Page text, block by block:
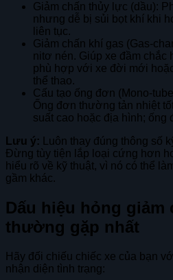
Giảm chấn thủy lực (dầu):
nhưng dễ bị sủi bọt khí khi
liên tục.
Giảm chấn khí gas (Gas-
nitơ nén. Giúp xe đầm
phù hợp với xe đời mới
thể thao.
Cấu tạo ống đơn (Mono-
Ống đơn thường tản nhiệt
suất cao hoặc địa hình; ống
Lưu ý: Luôn thay đúng thông số
Đừng tùy tiện lắp loại cứng hơn
hiểu rõ về kỹ thuật, vì nó có thể
gầm khác.
Dấu hiệu hỏng giảm
thường gặp nhất
Hãy đối chiếu chiếc xe của bạn
nhận diện tình trạng: